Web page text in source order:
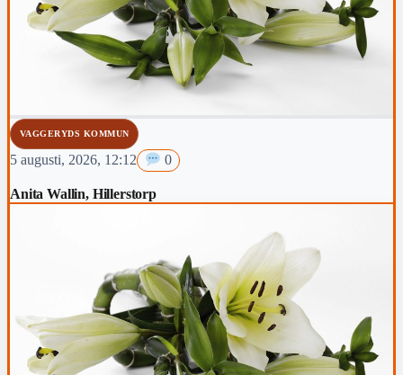
VAGGERYDS KOMMUN
5 augusti, 2026, 12:12 0
Anita Wallin, Hillerstorp